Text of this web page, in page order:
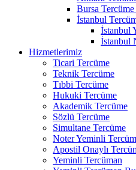
Bursa
İstanbul
İstanbul
İstanbul
Hizmetlerimiz
Ticari Tercüme
Teknik Tercüme
Tıbbi Tercüme
Hukuki Tercüme
Akademik Tercüme
Sözlü Tercüme
Simultane Tercüme
Noter Yeminli
Apostil Onaylı
Yeminli Tercüman